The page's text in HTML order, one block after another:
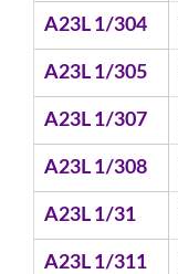
A23L 1/304
A23L 1/305
A23L 1/307
A23L 1/308
A23L 1/31
A23L 1/311